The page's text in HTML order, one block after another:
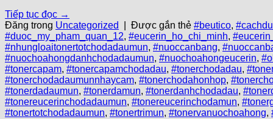
Tiếp tục đọc →
Đăng trong Uncategorized Được gắn thẻ #beutico,
#duoc_my_pham_quan_12, #eucerin_ho_chi_minh,
#nhungloaitonertotchodadaumun, #nuoccanbang,
#nuochoahongdanhchodadaumun, #nuochoahongeucerin,
#tonercapam, #tonercapamchodadau, #tonerchodadau,
#tonerchodadaumunnhaycam, #tonerchodahonhop,
#tonerdadaumun, #tonerdamun, #tonerdanhchodadau,
#tonereucerinchodadaumun, #tonereucerinchodamun,
#tonertotchodadaumun, #tonertrimun, #tonervanuochoahong,